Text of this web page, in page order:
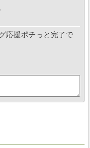
応援ポチっと完了で